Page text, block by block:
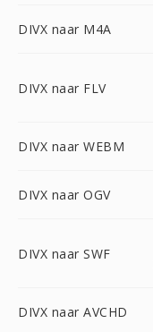
DIVX naar M4A
DIVX naar FLV
DIVX naar WEBM
DIVX naar OGV
DIVX naar SWF
DIVX naar AVCHD